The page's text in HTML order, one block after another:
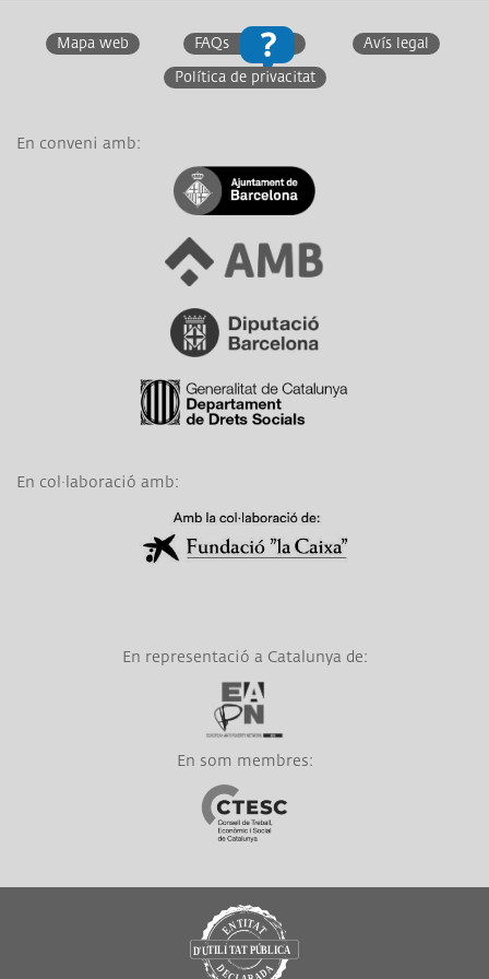
Mapa web FAQs Avís legal
Política de privacitat
En conveni amb:
Link a Ajuntament de Barcelona
Link a Àrea Metropolitana de Barcelona
Link a Diputació de Barcelona
Link a Generalitat de Catalunya
En col·laboració amb:
En representació a Catalunya de:
Link a EAPN
En som membres:
Link a CTESC